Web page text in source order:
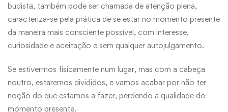
budista, também pode ser chamada de atenção plena,
caracteriza-se pela prática de se estar no momento presente
da maneira mais consciente possível, com interesse,
curiosidade e aceitação e sem qualquer autojulgamento.
Se estivermos fisicamente num lugar, mas com a cabeça
noutro, estaremos divididos, e vamos acabar por não ter
noção do que estamos a fazer, perdendo a qualidade do
momento presente.